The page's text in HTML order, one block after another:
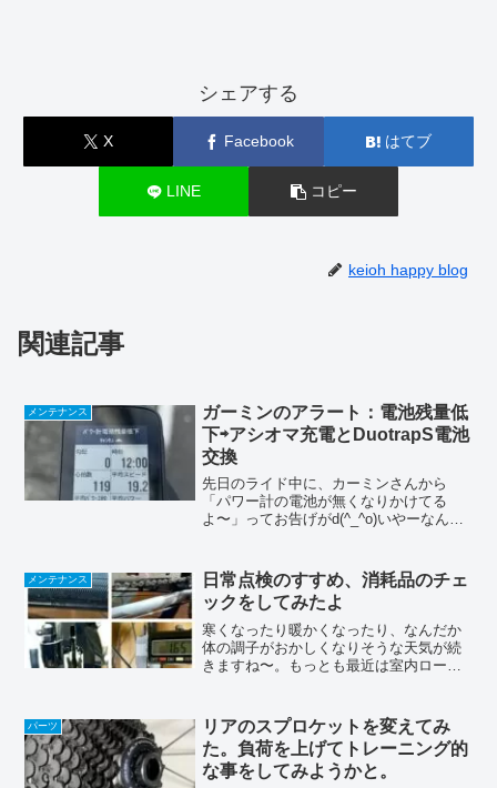
シェアする
X Facebook はてブ
LINE コピー
keioh happy blog
関連記事
メンテナンス
ガーミンのアラート：電池残量低
下⇨アシオマ充電とDuotrapS電池
交換
先日のライド中に、カーミンさんから
「パワー計の電池が無くなりかけてる
よ〜」ってお告げがd(^_^o)いやーなんて
ベロAssioma DUO-Shi」。って事で、自
宅に帰...
メンテナンス
日常点検のすすめ、消耗品のチェ
ックをしてみたよ
寒くなったり暖かくなったり、なんだか
体の調子がおかしくなりそうな天気が続
きますね〜。もっとも最近は室内ローラ
ど、なんだか体が重い様な感じの毎日で
す（歳のせいかな〜(^_-...
パーツ
リアのスプロケットを変えてみ
た。負荷を上げてトレーニング的
な事をしてみようかと。